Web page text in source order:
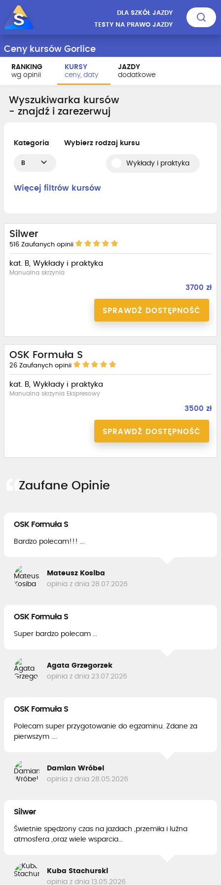
DLA SZKÓŁ JAZDY
TESTY NA PRAWO JAZDY
Ceny kursów Gorlice
RANKING
wg opinii
KURSY
ceny, daty
JAZDY
dodatkowe
Wyszukiwarka kursów
- znajdź i zarezerwuj
Kategoria
B
Wybierz rodzaj kursu
Wykłady i praktyka
Więcej filtrów kursów
Silwer
516 Zaufanych opinii
kat. B, Wykłady i praktyka
Manualna skrzynia
3700 zł
SPRAWDŹ DOSTĘPNOŚĆ
OSK Formuła S
26 Zaufanych opinii
kat. B, Wykłady i praktyka
Manualna skrzynia Ekspresowy
3500 zł
SPRAWDŹ DOSTĘPNOŚĆ
Zaufane Opinie
OSK Formuła S
Bardzo polecam!!! ...
Mateusz Kosiba
opinia z dnia 28.07.2026
OSK Formuła S
Super bardzo polecam ...
Agata Grzegorzek
opinia z dnia 23.07.2026
OSK Formuła S
Polecam super przygotowanie do egzaminu. Zdane za
pierwszym ....
Damian Wróbel
opinia z dnia 28.05.2026
Silwer
Świetnie spędzony czas na jazdach ,przemiła i luźna
atmosfera ,oraz wiele wsparcia...
Kuba Stachurski
opinia z dnia 13.05.2026